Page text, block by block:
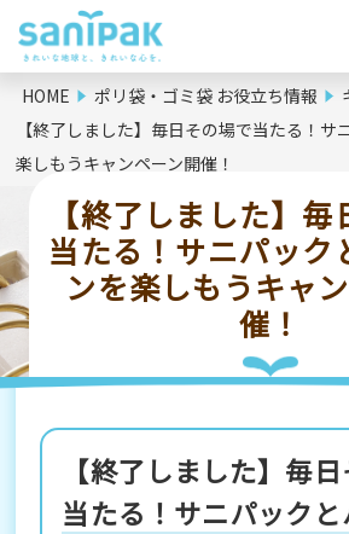
HOME ポリ袋・ゴミ袋 お役立ち情報
【終了しました】毎日その場で当たる！サ
楽しもうキャンペーン開催！
【終了しました】
当たる！サニパック
ンを楽しもうキャ
催！
【終了しました】毎
当たる！サニパックと